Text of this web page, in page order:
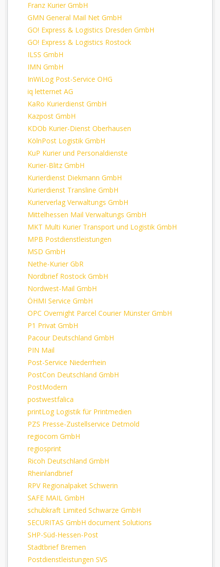
Franz Kurier GmbH
GMN General Mail Net GmbH
GO! Express & Logistics Dresden GmbH
GO! Express & Logistics Rostock
ILSS GmbH
IMN GmbH
InWiLog Post-Service OHG
iq letternet AG
KaRo Kurierdienst GmbH
Kazpost GmbH
KDOb Kurier-Dienst Oberhausen
KölnPost Logistik GmbH
KuP Kurier und Personaldienste
Kurier-Blitz GmbH
Kurierdienst Diekmann GmbH
Kurierdienst Transline GmbH
Kurierverlag Verwaltungs GmbH
Mittelhessen Mail Verwaltungs GmbH
MKT Multi Kurier Transport und Logistik GmbH
MPB Postdienstleistungen
MSD GmbH
Nethe-Kurier GbR
Nordbrief Rostock GmbH
Nordwest-Mail GmbH
ÖHMI Service GmbH
OPC Overnight Parcel Courier Münster GmbH
P1 Privat GmbH
Pacour Deutschland GmbH
PIN Mail
Post-Service Niederrhein
PostCon Deutschland GmbH
PostModern
postwestfalica
printLog Logistik für Printmedien
PZS Presse-Zustellservice Detmold
regiocom GmbH
regiosprint
Ricoh Deutschland GmbH
Rheinlandbrief
RPV Regionalpaket Schwerin
SAFE MAIL GmbH
schubkraft Limited Schwarze GmbH
SECURITAS GmbH document Solutions
SHP-Süd-Hessen-Post
Stadtbrief Bremen
Postdienstleistungen SVS